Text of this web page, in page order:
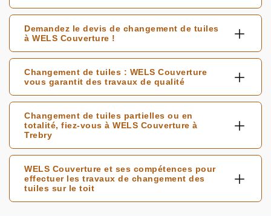
Demandez le devis de changement de tuiles
à WELS Couverture !
Changement de tuiles : WELS Couverture
vous garantit des travaux de qualité
Changement de tuiles partielles ou en
totalité, fiez-vous à WELS Couverture à
Trebry
WELS Couverture et ses compétences pour
effectuer les travaux de changement des
tuiles sur le toit